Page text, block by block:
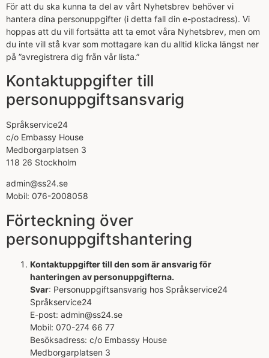
För att du ska kunna ta del av vårt Nyhetsbrev behöver vi
hantera dina personuppgifter (i detta fall din e-postadress). Vi
hoppas att du vill fortsätta att ta emot våra Nyhetsbrev, men om
du inte vill stå kvar som mottagare kan du alltid klicka längst ner
på ”avregistrera dig från vår lista.”
Kontaktuppgifter till
personuppgiftsansvarig
Språkservice24
c/o Embassy House
Medborgarplatsen 3
118 26 Stockholm
admin@ss24.se
Mobil: 076-2008058
Förteckning över
personuppgiftshantering
Kontaktuppgifter till den som är ansvarig för
hanteringen av personuppgifterna.
Svar: Personuppgiftsansvarig hos Språkservice24
Språkservice24
E-post: admin@ss24.se
Mobil: 070-274 66 77
Besöksadress: c/o Embassy House
Medborgarplatsen 3